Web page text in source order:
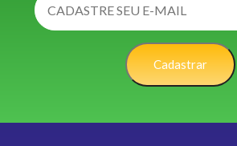
Cadastrar